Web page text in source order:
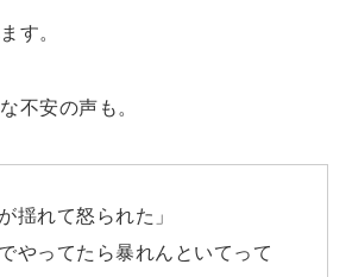
す。
不安の声も。
揺れて怒られた」
やってたら暴れんといてって